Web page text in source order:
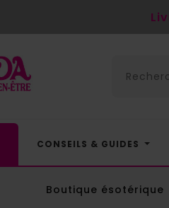
CONSEILS & GUIDES
Boutique ésotérique